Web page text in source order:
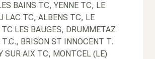
BAINS TC, YENNE TC, LE
LAC TC, ALBENS TC, LE
LES BAUGES, DRUMMETAZ
BRISON ST INNOCENT T.
SUR AIX TC, MONTCEL (LE)